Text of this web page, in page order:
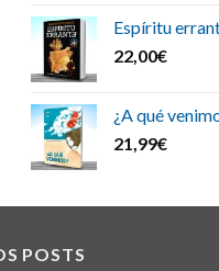
Espíritu
22,00€
¿A qué
21,99€
POSTS